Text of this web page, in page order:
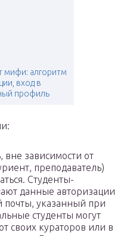
мифи: алгоритм
вход в
профиль
вне зависимости от
преподаватель)
Студенты-
данные авторизации
почты, указанный при
студенты могут
своих кураторов или в